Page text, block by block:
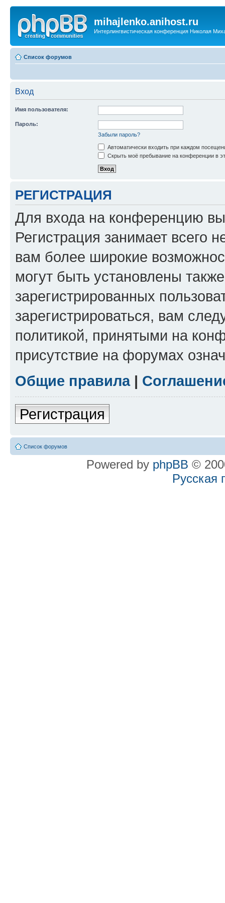
mihajlenko.anihost.ru
Интерлингвистическая конференция Николая
Список форумов
Вход
Имя пользователя:
Пароль:
Забыли пароль?
Автоматически входить при каждом
Скрыть моё пребывание на конференции в
РЕГИСТРАЦИЯ
Для входа на конференцию
Регистрация занимает всего
вам более широкие
могут быть установлены
зарегистрированных
зарегистрироваться, вам
политикой, принятыми на
присутствие на форумах
Общие правила|
Регистрация
Список форумов
Powered by phpBB ©
Русская